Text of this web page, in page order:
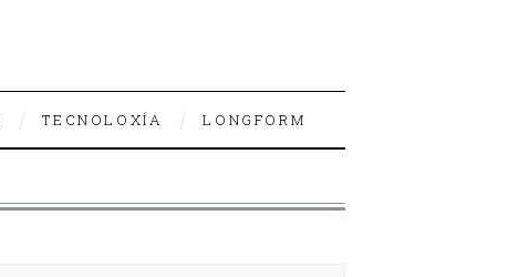
TECNOLOXÍA LONGFORM